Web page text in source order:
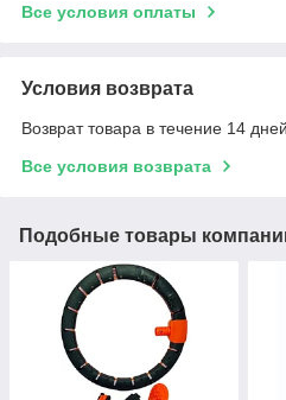
Все условия оплаты
Условия возврата
Возврат товара в течение 14
Все условия возврата
Подобные товары